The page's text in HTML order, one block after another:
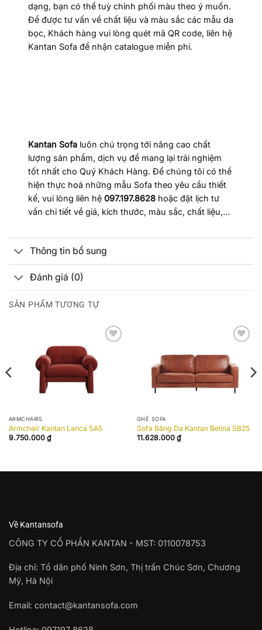
dạng, bạn có thể tuỳ chỉnh phối màu theo ý muốn.
Để được tư vấn về chất liệu và màu sắc các mẫu da
bọc, Khách hàng vui lòng quét mã QR code, liên hệ
Kantan Sofa để nhận catalogue miễn phí.
Kantan Sofa luôn chú trọng tới nâng cao chất
lượng sản phẩm, dịch vụ để mang lại trải nghiệm
tốt nhất cho Quý Khách Hàng. Để chúng tôi có thể
hiện thực hoá những mẫu Sofa theo yêu cầu thiết
kế, vui lòng liên hệ097.197.8628 hoặc đặt lịch tư
vấn chi tiết về giá, kích thước, màu sắc, chất liệu,…
Thông tin bổ sung
Đánh giá (0)
SẢN PHẨM TƯƠNG TỰ
ARMCHAIRS
Armchair Kantan Lanca SA5
9.750.000 ₫
wishlist
GHẾ SOFA
Sofa Băng Da Kantan Belina SB25
11.628.000 ₫
Về Kantansofa
CÔNG TY CỔ PHẦN KANTAN - MST: 0110078753
Địa chỉ: Tổ dân phố Ninh Sơn, Thị trấn Chúc Sơn, Chương
Mỹ, Hà Nội
Email: contact@kantansofa.com